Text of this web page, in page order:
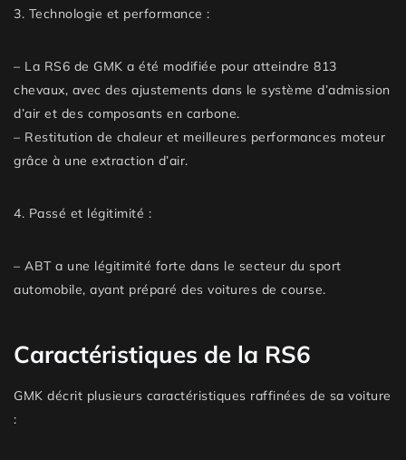
3. Technologie et performance :
– La RS6 de GMK a été modifiée pour atteindre 813
chevaux, avec des ajustements dans le système d’admission
d’air et des composants en carbone.
– Restitution de chaleur et meilleures performances moteur
grâce à une extraction d’air.
4. Passé et légitimité :
– ABT a une légitimité forte dans le secteur du sport
automobile, ayant préparé des voitures de course.
Caractéristiques de la RS6
GMK décrit plusieurs caractéristiques raffinées de sa voiture
: